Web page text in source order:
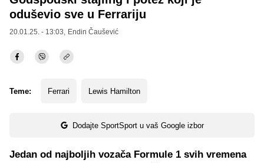
oduševio sve u Ferrariju
20.01.25. - 13:03, Endin Čaušević
Teme: Ferrari Lewis Hamilton
Dodajte SportSport u vaš Google izbor
Jedan od najboljih vozača Formule 1 svih vremena